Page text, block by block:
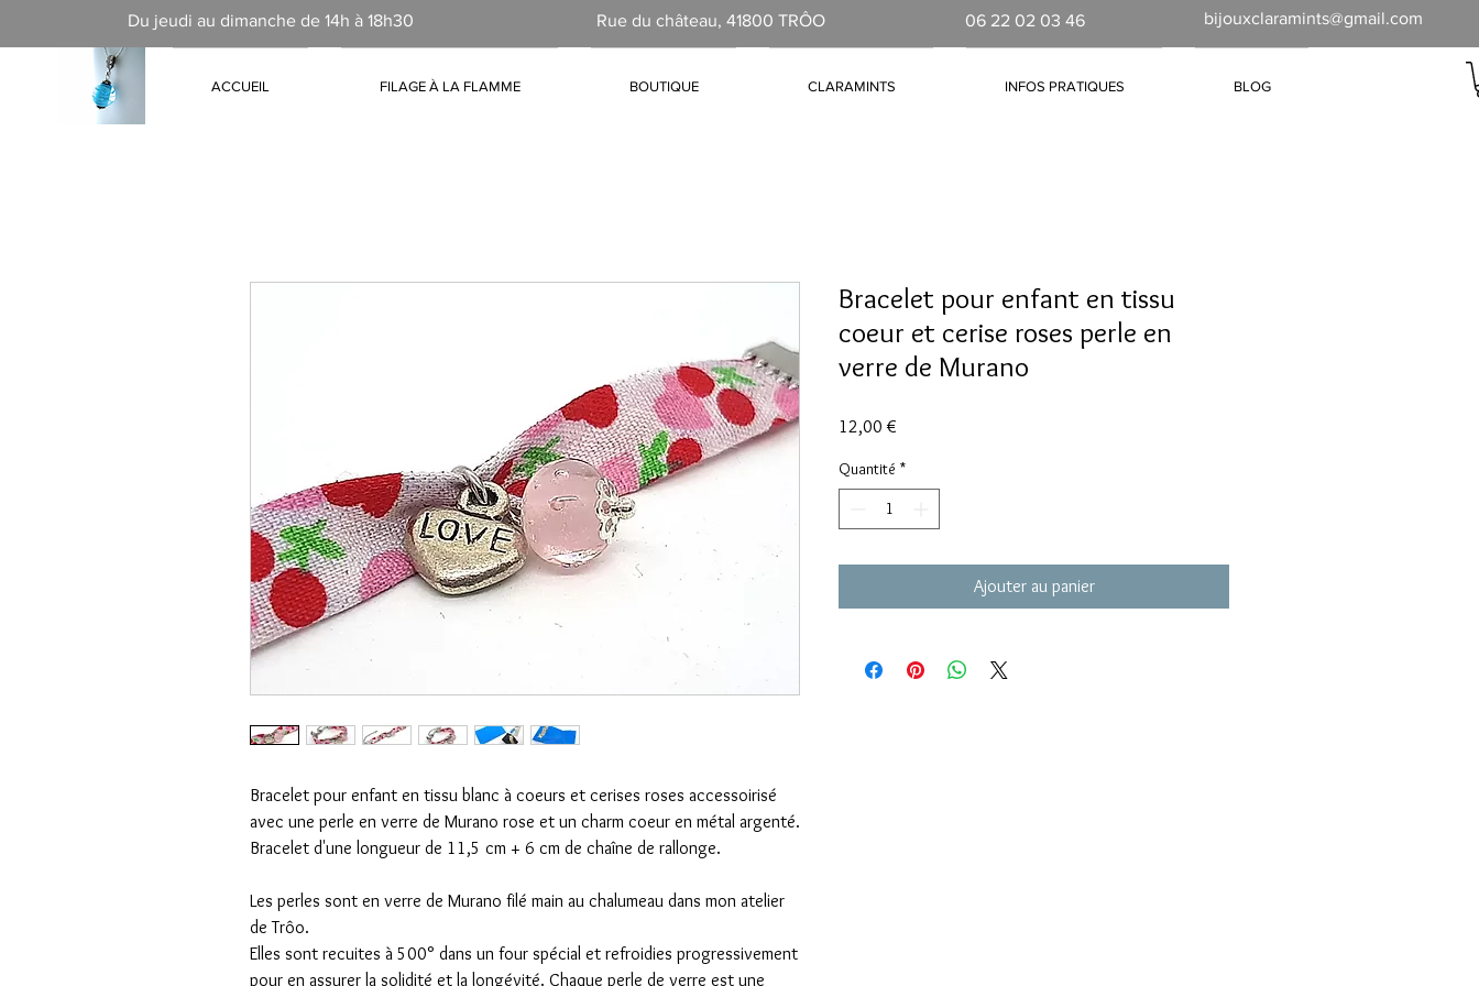
Du jeudi au dimanche de 14h à 18h30 Rue du château, 41800 TRÔO 06 22 02 03 46 bijouxclaramints@gmail.com
ACCUEIL FILAGE À LA FLAMME BOUTIQUE CLARAMINTS INFOS PRATIQUES BLOG
Bracelet pour enfant en tissu blanc à coeurs et cerises roses accessoirisé
avec une perle en verre de Murano rose et un charm coeur en métal argenté.
Bracelet d'une longueur de 11,5 cm + 6 cm de chaîne de rallonge.
Les perles sont en verre de Murano filé main au chalumeau dans mon atelier
de Trôo.
Elles sont recuites à 500° dans un four spécial et refroidies progressivement
pour en assurer la solidité et la longévité. Chaque perle de verre est une
Bracelet pour enfant en tissu
coeur et cerise roses perle en
verre de Murano
12,00 €
Quantité *
Ajouter au panier